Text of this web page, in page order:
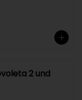
2 und